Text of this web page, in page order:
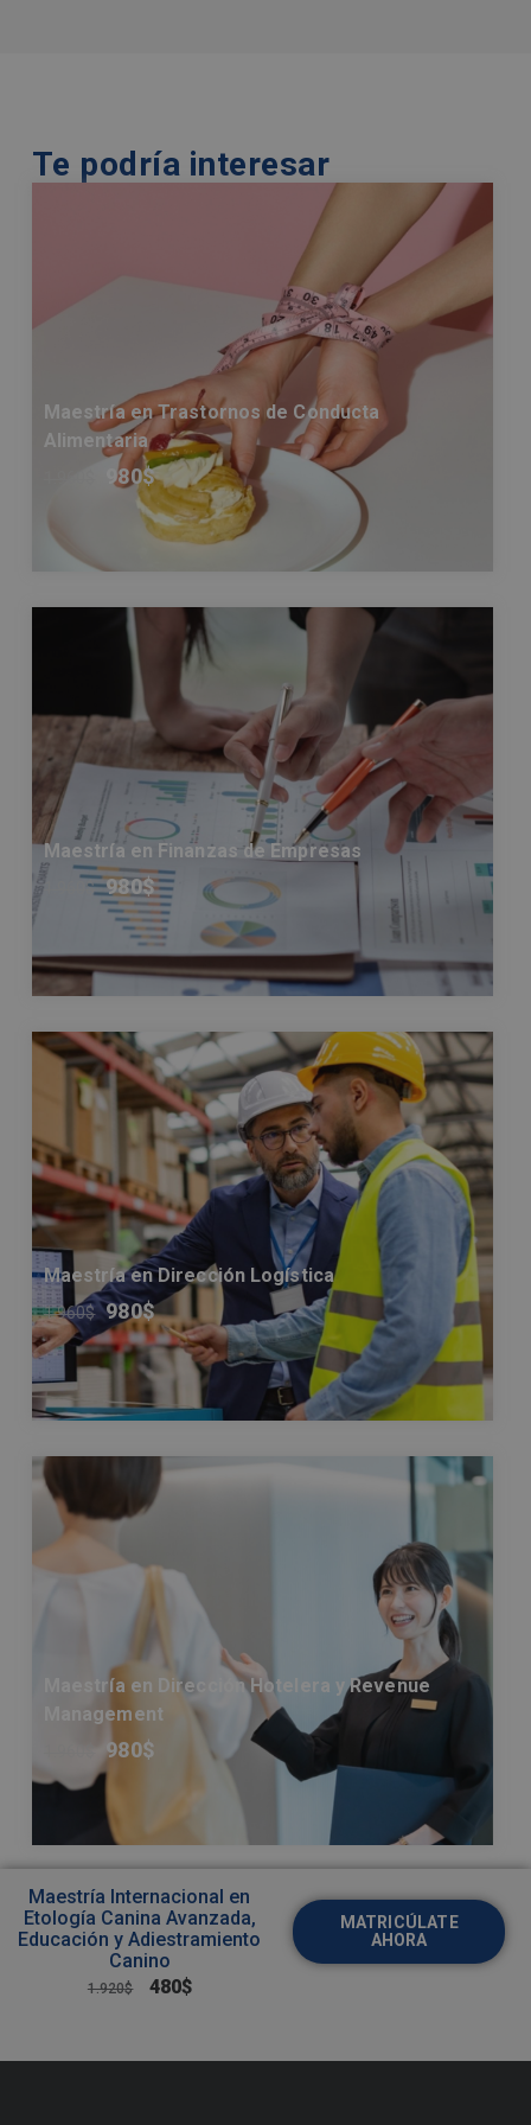
Te podría interesar
Maestría en Trastornos de Conducta
Alimentaria
980$
Maestría en Finanzas de Empresas
1.960 $ 980$
Maestría en Dirección Logística
1.960$ 980$
Maestría en Dirección Hotelera y Revenue
Management
980$
Maestría Internacional en
Etología Canina Avanzada,
Educación y Adiestramiento
Canino
1.920$ 480$
MATRICÚLATE
AHORA